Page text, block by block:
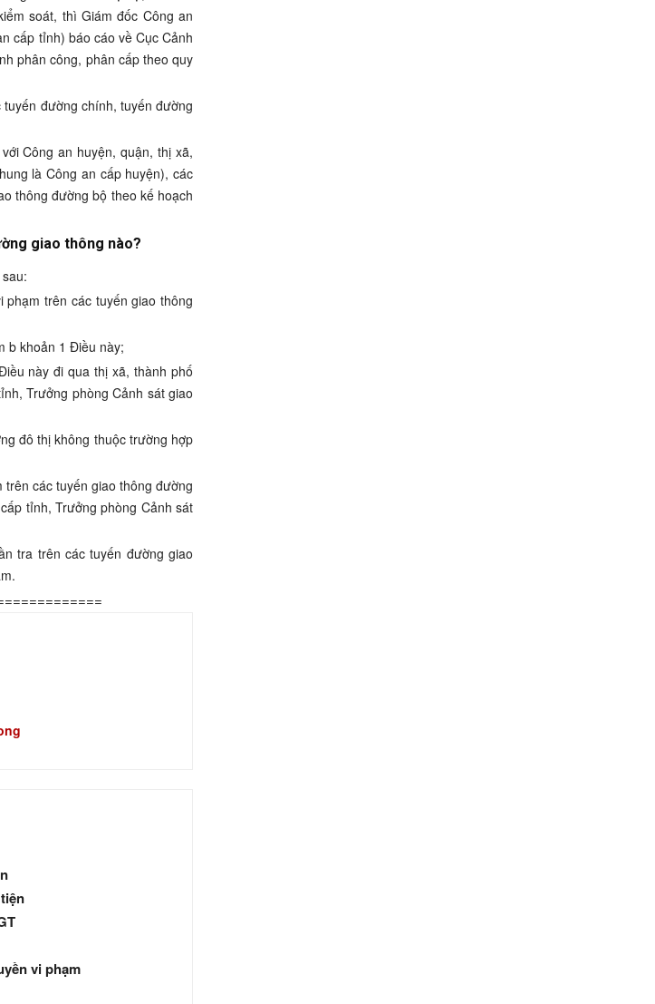
soát, thì Giám đốc Công an
cấp tỉnh) báo cáo về Cục Cảnh
phân công, phân cấp theo quy
đường chính, tuyến đường
Công an huyện, quận, thị xã,
là Công an cấp huyện), các
thông đường bộ theo kế hoạch
giao thông nào?
trên các tuyến giao thông
b khoản 1 Điều này;
này đi qua thị xã, thành phố
Trưởng phòng Cảnh sát giao
đô thị không thuộc trường hợp
các tuyến giao thông đường
tỉnh, Trưởng phòng Cảnh sát
tra trên các tuyến đường giao
vi phạm